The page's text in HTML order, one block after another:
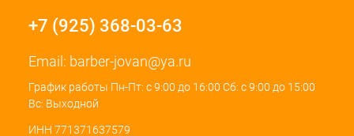
+7 (925) 368-03-63
Email: barber-jovan@ya.ru
График работы Пн-Пт: с 9:00 до 16:00 Сб: с 9:00 до 15:00
Вс: Выходной
ИНН 771371637579